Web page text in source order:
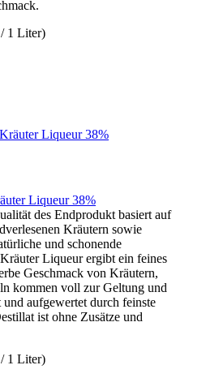
1 Liter)
Liqueur 38%
des Endprodukt basiert auf
Kräutern sowie
und schonende
Liqueur ergibt ein feines
Geschmack von Kräutern,
kommen voll zur Geltung und
aufgewertet durch feinste
ist ohne Zusätze und
1 Liter)